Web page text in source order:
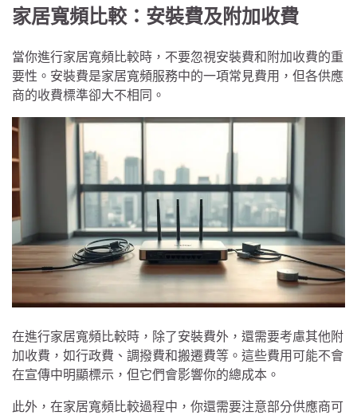
家居寬頻比較：安裝費及附加收費
當你進行家居寬頻比較時，不要忽視安裝費和附加收費的重
要性。安裝費是家居寬頻服務中的一項常見費用，但各供應
商的收費標準卻大不相同。
在進行家居寬頻比較時，除了安裝費外，還需要考慮其他附
加收費，如行政費、調撥費和搬遷費等。這些費用可能不會
在宣傳中明顯標示，但它們會影響你的總成本。
此外，在家居寬頻比較過程中，你還需要注意部分供應商可